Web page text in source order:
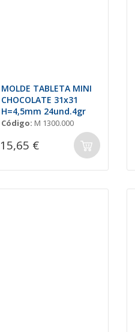
MOLDE TABLETA MINI
CHOCOLATE 31x31
H=4,5mm 24und.4gr
Código: M 1300.000
15,65 €